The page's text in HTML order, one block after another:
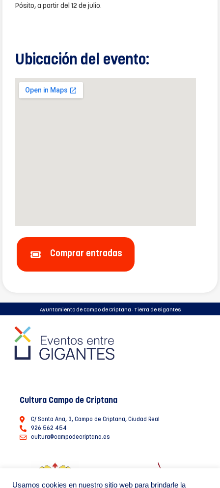
Pósito, a partir del 12 de julio.
Ubicación del evento:
Comprar entradas
Ayuntamiento de Campo de Criptana · Tierra de Gigantes
Cultura Campo de Criptana
C/ Santa Ana, 3, Campo de Criptana, Ciudad Real
926 562 454
cultura@campodecriptana.es
Usamos cookies en nuestro sitio web para brindarle la